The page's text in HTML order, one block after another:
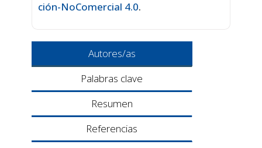
ción-NoComercial 4.0.
Autores/as
Palabras clave
Resumen
Referencias